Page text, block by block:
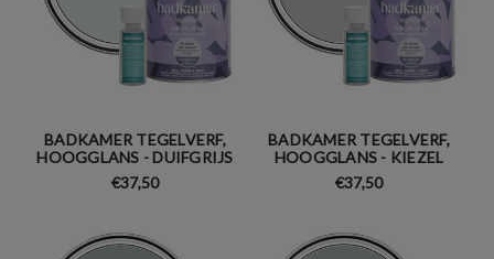
BADKAMER TEGELVERF,
HOOGGLANS - DUIFGRIJS
€37,50
BADKAMER TEGELVERF,
HOOGGLANS - KIEZEL
€37,50